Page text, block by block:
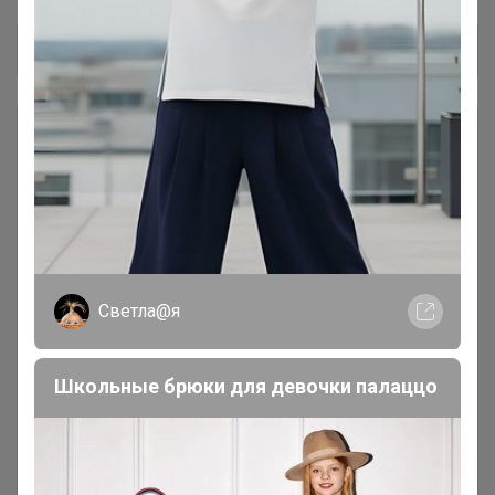
Общий каталог
*** КОФЕ В ЗЕРНАХ ***
### Личная передача ###
Консервация 7
Лапша, макароны, фунчоза 16
Масло кокосовое, оливковое,
4
Светла@я
Школьные брюки для девочки палаццо